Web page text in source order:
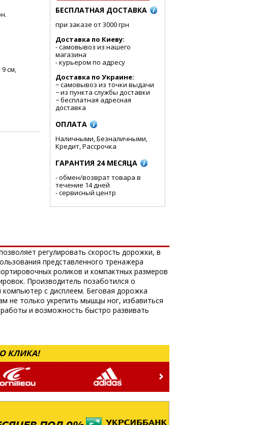
см,
БЕСПЛАТНАЯ ДОСТАВКА
при заказе от 3000 грн
Доставка по Киеву:
- cамовывоз из нашего
магазина
- курьером по адресу
Доставка по Украине:
− самовывоз из точки выдачи
− из пункта службы доставки
− бесплатная адресная
доставка
ОПЛАТА
Наличными, Безналичными,
Кредит, Рассрочка
ГАРАНТИЯ 24 МЕСЯЦА
- обмен/возврат товара в
течение 14 дней
- сервисный центр
регулировать скорость дорожки, в
представленного тренажера
роликов и компактных размеров
Производитель позаботился о
с дисплеем. Беговая дорожка
не только укрепить мышцы ног, избавиться
и возможность быстро развивать
КЛИКА!